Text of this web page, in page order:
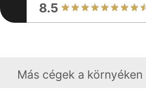
8.5
Más cégek a környéken